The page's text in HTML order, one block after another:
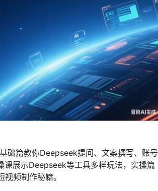
础篇教你Deepseek提问、文案撰写、账号
课展示Deepseek等工具多样玩法，实操篇
频制作秘籍。